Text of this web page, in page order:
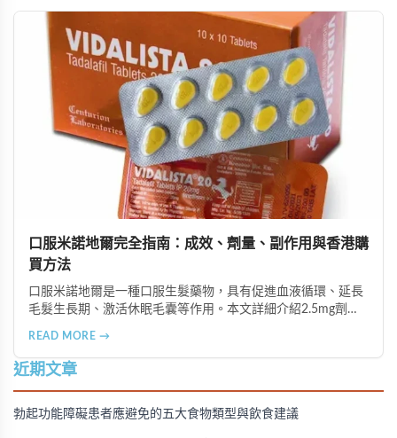
口服米諾地爾完全指南：成效、劑量、副作用與香港購
買方法
口服米諾地爾是一種口服生髮藥物，具有促進血液循環、延長
毛髮生長期、激活休眠毛囊等作用。本文詳細介紹2.5mg劑量
購買方法，並提供真實用戶經驗分享。
READ MORE →
近期文章
勃起功能障礙患者應避免的五大食物類型與飲食建議